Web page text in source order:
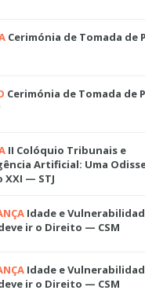
Cerimónia de Tomada de
Cerimónia de Tomada de
II Colóquio Tribunais e
Artificial: Uma
XXI — STJ
Idade e
ir o Direito — CSM
Idade e
ir o Direito — CSM